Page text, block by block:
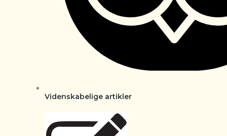
Videnskabelige artikler